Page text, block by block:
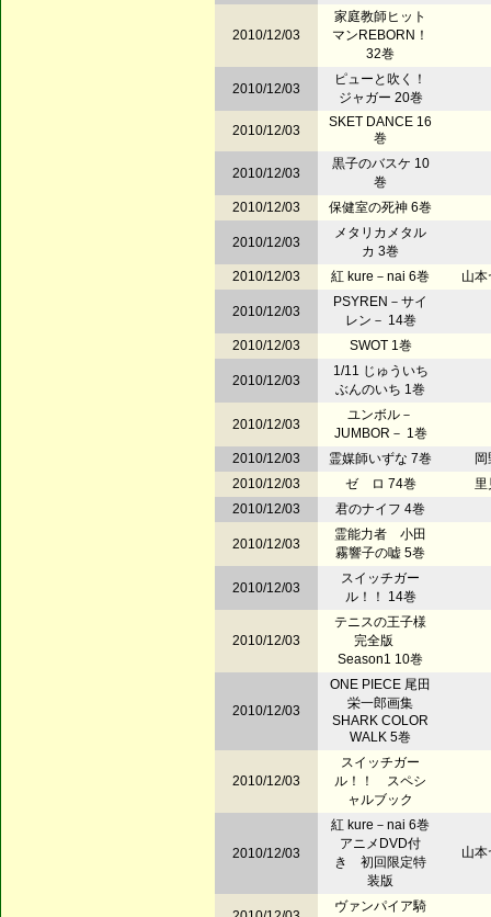
2010/12/03
家庭教師ヒット
マンREBORN！
32巻
2010/12/03
ピューと吹く！
ジャガー 20巻
2010/12/03
SKET DANCE 16
巻
2010/12/03
黒子のバスケ 10
巻
2010/12/03
保健室の死神 6巻
2010/12/03
メタリカメタル
カ 3巻
2010/12/03
紅 kure－nai 6巻 山
2010/12/03
PSYREN－サイ
レン－ 14巻
2010/12/03
SWOT 1巻
2010/12/03
1/11 じゅういち
ぶんのいち 1巻
2010/12/03
ユンボル－
JUMBOR－ 1巻
2010/12/03
霊媒師いずな 7巻
2010/12/03
ゼ ロ 74巻
2010/12/03
君のナイフ 4巻
2010/12/03
霊能力者 小田
霧響子の嘘 5巻
2010/12/03
スイッチガー
ル！！ 14巻
2010/12/03
テニスの王子様
完全版
Season1 10巻
2010/12/03
ONE PIECE 尾田
栄一郎画集
SHARK COLOR
WALK 5巻
2010/12/03
スイッチガー
ル！！ スペシ
ャルブック
2010/12/03
紅 kure－nai 6巻
アニメDVD付
き 初回限定特
装版
山
ヴァンパイア騎